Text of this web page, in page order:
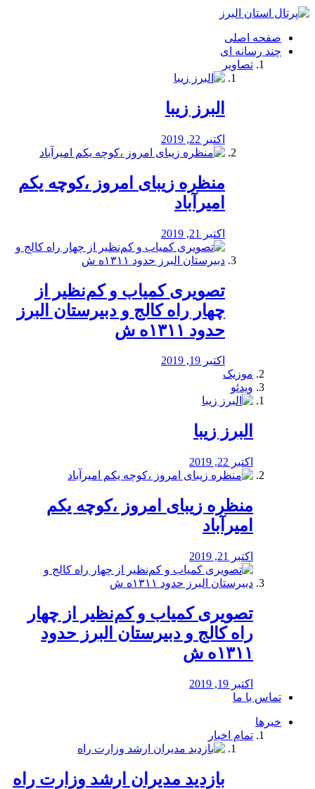
فصد
شرق
تهران
خشکشویی
صفحه اصلی
چند رسانه ای
تصاویر
البرز زیبا
اکتبر 22, 2019
منظره‌‌ زیبای امروز ،کوچه یکم
امیرآباد
اکتبر 21, 2019
️تصویری کمیاب و کم‌نظیر از
چهار راه كالج و دبيرستان البرز
حدود ۱۳۱۱ه ش
اکتبر 19, 2019
موزیک
ویدئو
البرز زیبا
اکتبر 22, 2019
منظره‌‌ زیبای امروز ،کوچه یکم
امیرآباد
اکتبر 21, 2019
️تصویری کمیاب و کم‌نظیر از چهار
راه كالج و دبيرستان البرز حدود
۱۳۱۱ه ش
اکتبر 19, 2019
تماس با ما
خبرها
تمام اخبار
بازدید مدیران ارشد وزارت راه